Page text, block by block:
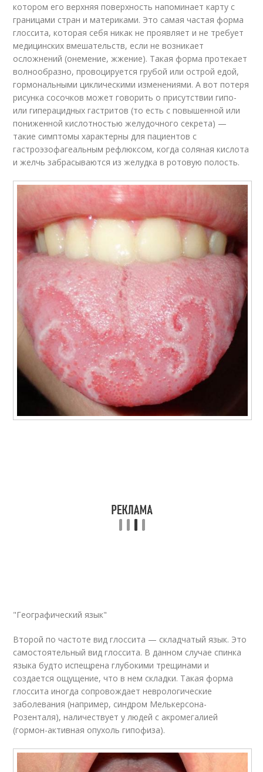
котором его верхняя поверхность напоминает карту с
границами стран и материками. Это самая частая форма
глоссита, которая себя никак не проявляет и не требует
медицинских вмешательств, если не возникает
осложнений (онемение, жжение). Такая форма протекает
волнообразно, провоцируется грубой или острой едой,
гормональными циклическими изменениями. А вот потеря
рисунка сосочков может говорить о присутствии гипо-
или гиперацидных гастритов (то есть с повышенной или
пониженной кислотностью желудочного секрета) —
такие симптомы характерны для пациентов с
гастроэзофагеальным рефлюксом, когда соляная кислота
и желчь забрасываются из желудка в ротовую полость.
"Географический язык"
Второй по частоте вид глоссита — складчатый язык. Это
самостоятельный вид глоссита. В данном случае спинка
языка будто испещрена глубокими трещинами и
создается ощущение, что в нем складки. Такая форма
глоссита иногда сопровождает неврологические
заболевания (например, синдром Мелькерсона-
Розенталя), наличествует у людей с акромегалией
(гормон-активная опухоль гипофиза).